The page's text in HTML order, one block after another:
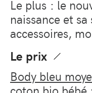
Le plus : le
naissance et
accessoires,
Le prix
Body bleu